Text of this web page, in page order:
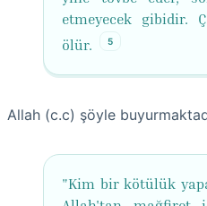
etmeyecek gibidir.
ölür.
5
Allah (c.c) şöyle
"Kim bir kötülük